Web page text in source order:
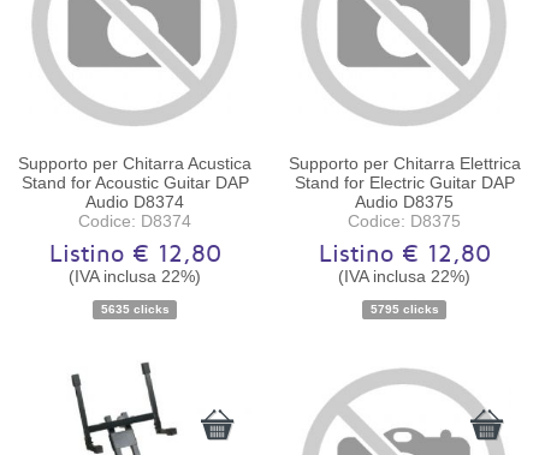
Disponibilità:Ordinabile
Supporto per Chitarra Acustica
Stand for Acoustic Guitar DAP
Audio D8374
Codice: D8374
Listino € 12,80
(IVA inclusa 22%)
5635 clicks
Disponibilità:Ordinabile
Supporto per Chitarra Elettrica
Stand for Electric Guitar DAP
Audio D8375
Codice: D8375
Listino € 12,80
(IVA inclusa 22%)
5795 clicks